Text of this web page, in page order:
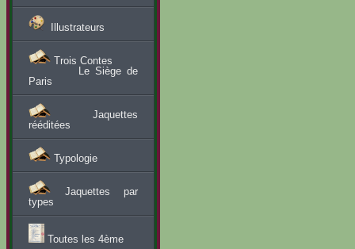
Illustrateurs
Trois Contes
Le Siège de
Paris
Jaquettes
rééditées
Typologie
Jaquettes par
types
Toutes les 4ème